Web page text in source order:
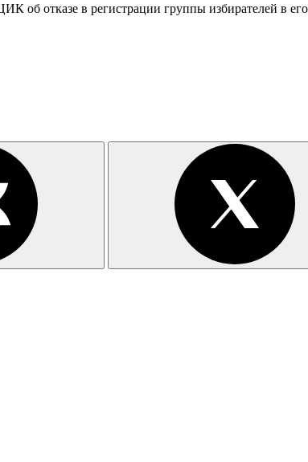
об отказе в регистрации группы избирателей в